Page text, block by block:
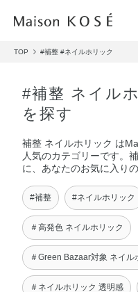
TOP #補整 #ネイルホリック
#補整 ネイル
を探す
補整 ネイルホリック は
人気のカテゴリーです。
に、あなたのお気に入り
#補整 #ネイルホリック
＃高発色 ネイルホリック
＃Green Bazaar対象 ネイル
＃ネイルホリック 透明感